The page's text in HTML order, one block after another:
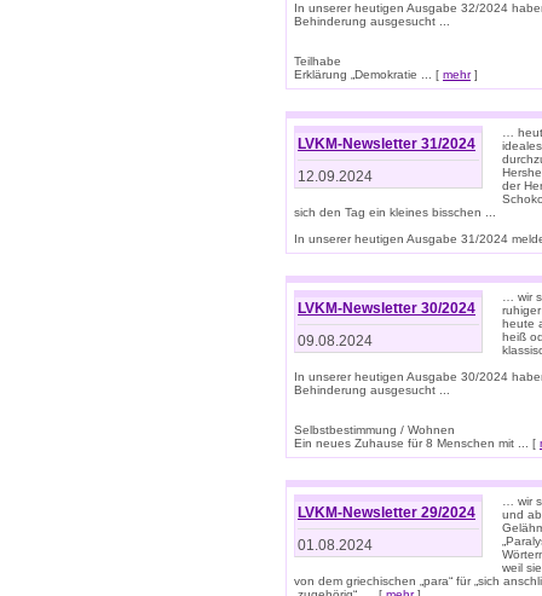
In unserer heutigen Ausgabe 32/2024
Behinderung ausgesucht ...
Teilhabe
Erklärung „Demokratie ... [ mehr]
LVKM-Newsletter 31/2024
12.09.2024
…
der
sich den Tag ein kleines bisschen ...
In unserer heutigen Ausgabe 31/2024
LVKM-Newsletter 30/2024
09.08.2024
… wir
heute
heiß
In unserer heutigen Ausgabe 30/2024
Behinderung ausgesucht ...
Selbstbestimmung / Wohnen
Ein neues Zuhause für 8 Menschen mit ... [
LVKM-Newsletter 29/2024
01.08.2024
… wir
und
weil
von dem griechischen „para“ für „sich